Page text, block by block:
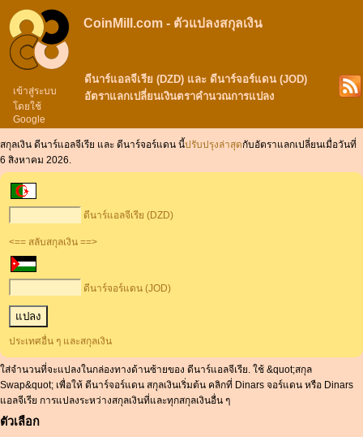
เข้าสู่ระบบ
โดยใช้
Google
CoinMill.com - ตัวแปลงสกุลเงิน
ดีนาร์แอลจีเรีย (DZD) และ ดีนาร์จอร์แดน (JOD)
อัตราแลกเปลี่ยนเงินตราคำนวณการแปลง
สกุลเงิน ดีนาร์แอลจีเรีย และ ดีนาร์จอร์แดน นี้ปรับปรุงล่าสุดกับอัตราแลกเปลี่ยนเมื่อวันที่
6 สิงหาคม 2026.
ดีนาร์แอลจีเรีย (DZD)
<== สลับสกุลเงิน ==>
ดีนาร์จอร์แดน (JOD)
ประเทศอื่น ๆ และสกุลเงิน
ใส่จำนวนที่จะแปลงในกล่องทางด้านซ้ายของ ดีนาร์แอลจีเรีย. ใช้ &quot;สกุล
Swap&quot; เพื่อให้ ดีนาร์จอร์แดน สกุลเงินเริ่มต้น คลิกที่ Dinars จอร์แดน หรือ Dinars
แอลจีเรีย การแปลงระหว่างสกุลเงินที่และทุกสกุลเงินอื่น ๆ
ตัวเลือก